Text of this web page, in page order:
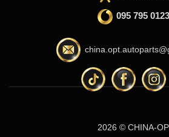
095 795 0123
2026 © CHINA-